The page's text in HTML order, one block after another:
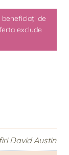
de
exclude
David Austin